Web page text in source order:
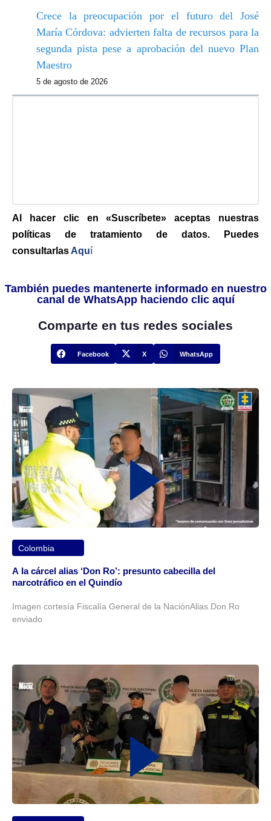
Crece la preocupación por el futuro del José
María Córdova: advierten falta de recursos para la
segunda pista pese a aprobación del nuevo Plan
Maestro
5 de agosto de 2026
Al hacer clic en «Suscríbete» aceptas nuestras
políticas de tratamiento de datos. Puedes
consultarlas Aquí
También puedes mantenerte informado en nuestro
canal de WhatsApp haciendo clic aquí
Comparte en tus redes sociales
Facebook X WhatsApp
Colombia
A la cárcel alias ‘Don Ro’: presunto cabecilla del
narcotráfico en el Quindío
Imagen cortesía Fiscalía General de la NaciónAlias Don Ro
enviado